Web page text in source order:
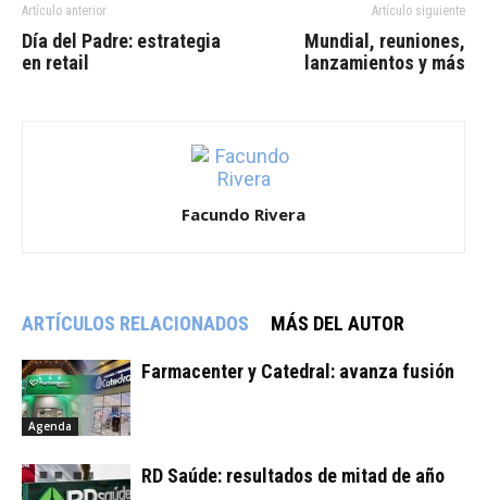
Artículo anterior
Día del Padre: estrategia
en retail
Artículo siguiente
Mundial, reuniones,
lanzamientos y más
Facundo Rivera
ARTÍCULOS RELACIONADOS MÁS DEL AUTOR
Agenda
Farmacenter y Catedral: avanza fusión
RD Saúde: resultados de mitad de año